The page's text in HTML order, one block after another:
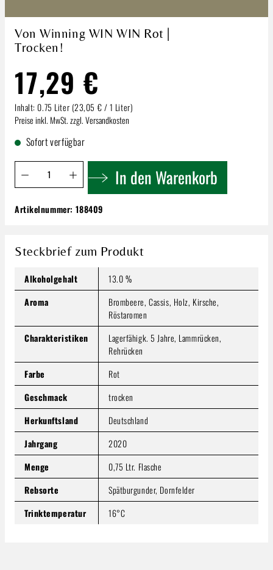
Von Winning WIN WIN Rot |
Trocken!
17,29 €
Inhalt: 0.75 Liter (23,05 € / 1 Liter)
Preise inkl. MwSt. zzgl. Versandkosten
Sofort verfügbar
Produkt Anzahl: Gib den gewünschten Wert ein oder
In den Warenkorb
Von Winning WIN WIN Rot | Trocken!
Inhalt:0.75 Liter(23,05 € / 1 Liter)
Produkt Anzahl: Gib den gewünschten Wert ein oder
In den Warenkorb
Artikelnummer:188409
Steckbrief zum Produkt
Alkoholgehalt
13.0 %
Aroma
Brombeere, Cassis, Holz, Kirsche,
Röstaromen
Charakteristiken
Lagerfähigk. 5 Jahre, Lammrücken,
Rehrücken
Farbe
Rot
Geschmack
trocken
Herkunftsland
Deutschland
Jahrgang
2020
Menge
0,75 Ltr. Flasche
Rebsorte
Spätburgunder, Dornfelder
Trinktemperatur
16°C